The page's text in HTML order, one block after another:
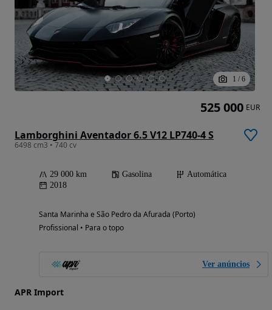
1 / 6
Lamborghini Aventador 6.5 V12 LP740-4 S
6498 cm3 • 740 cv
29 000 km Gasolina
Automática
2018
Santa Marinha e São Pedro da Afurada (Porto)
Profissional • Para o topo
Ver anúncios
APR Import
525 000 EUR